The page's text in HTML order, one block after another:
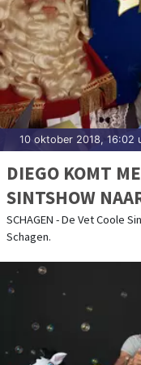
10 oktober 2018, 16:02
DIEGO KOMT
SINTSHOW
SCHAGEN - De Vet Coole
Schagen.